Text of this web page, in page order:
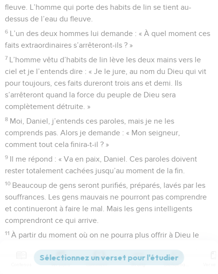
fleuve. L’homme qui porte des habits de lin se tient au-
dessus de l’eau du fleuve.
6 L’un des deux hommes lui demande : « À quel moment ces
faits extraordinaires s’arrêteront-ils ? »
7 L’homme vêtu d’habits de lin lève les deux mains vers le
ciel et je l’entends dire : « Je le jure, au nom du Dieu qui vit
pour toujours, ces faits dureront trois ans et demi. Ils
s’arrêteront quand la force du peuple de Dieu sera
complètement détruite. »
8 Moi, Daniel, j’entends ces paroles, mais je ne les
comprends pas. Alors je demande : « Mon seigneur,
comment tout cela finira-t-il ? »
9 Il me répond : « Va en paix, Daniel. Ces paroles doivent
rester totalement cachées jusqu’au moment de la fin.
10 Beaucoup de gens seront purifiés, préparés, lavés par les
souffrances. Les gens mauvais ne pourront pas comprendre
et continueront à faire le mal. Mais les gens intelligents
comprendront ce qui arrive.
11 À partir du moment où on ne pourra plus offrir à Dieu le
placée sur l’autel, il y aura 1 290 jours.
Versions Commentaires Strong